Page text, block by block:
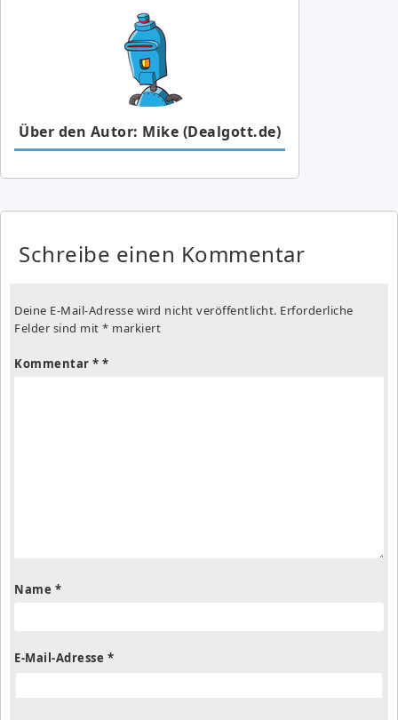
Über den Autor: Mike (Dealgott.de)
Schreibe einen Kommentar
Deine E-Mail-Adresse wird nicht veröffentlicht. Erforderliche
Felder sind mit * markiert
Kommentar *
Name *
E-Mail-Adresse *